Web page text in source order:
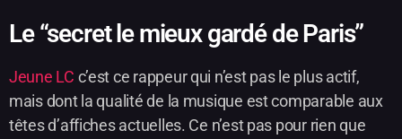
Le “secret le mieux gardé de Paris”
Jeune LC c’est ce rappeur qui n’est pas le plus actif,
mais dont la qualité de la musique est comparable aux
têtes d’affiches actuelles. Ce n’est pas pour rien que